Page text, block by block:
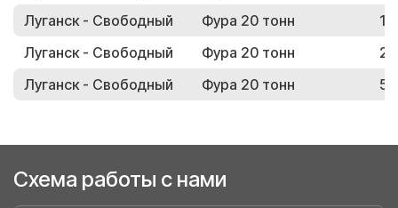
Луганск - Свободный
Фура 20 тонн
Луганск - Свободный
Фура 20 тонн
Луганск - Свободный
Фура 20 тонн
Схема работы с нами